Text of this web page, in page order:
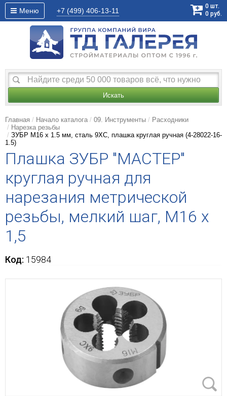
Меню +7 (499) 406-13-11
0 шт.
0 руб.
Искать
Главная Начало каталога 09. Инструменты
Расходники
Нарезка резьбы
ЗУБР М16 x 1.5 мм, сталь 9ХС, плашка круглая ручная (4-28022-16-
1.5)
Плашка ЗУБР "МАСТЕР"
круглая ручная для
нарезания метрической
резьбы, мелкий шаг, М16 x
1,5
Код: 15984